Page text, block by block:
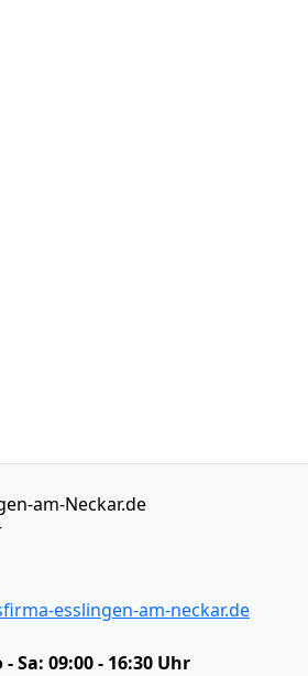
am-Neckar.de
esslingen-am-neckar.de
- Sa: 09:00 - 16:30 Uhr